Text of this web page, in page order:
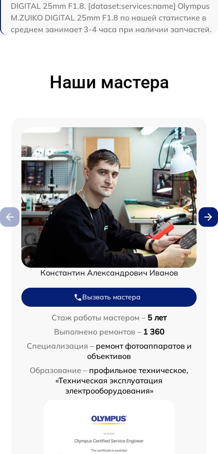
DIGITAL 25mm F1.8. [dataset:services:name] Olympus
M.ZUIKO DIGITAL 25mm F1.8 по нашей статистике в
среднем занимает 3-4 часа при наличии запчастей.
Наши мастера
Константин Александрович Иванов
Вызвать мастера
Стаж работы мастером – 5 лет
Выполнено ремонтов – 1 360
Специализация – ремонт фотоаппаратов и
объективов
Образование – профильное техническое,
«Техническая эксплуатация
электрооборудования»